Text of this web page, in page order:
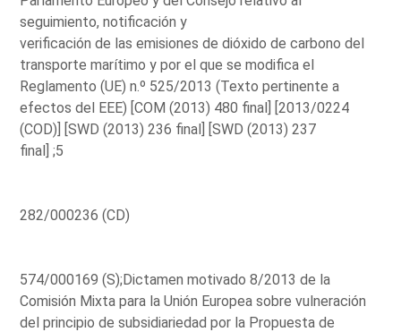
seguimiento, notificación y
verificación de las emisiones de dióxido de carbono del
transporte marítimo y por el que se modifica el
Reglamento (UE) n.º 525/2013 (Texto pertinente a
efectos del EEE) [COM (2013) 480 final] [2013/0224
(COD)] [SWD (2013) 236 final] [SWD (2013) 237
final] ;5
282/000236 (CD)
574/000169 (S);Dictamen motivado 8/2013 de la
Comisión Mixta para la Unión Europea sobre vulneración
del principio de subsidiariedad por la Propuesta de